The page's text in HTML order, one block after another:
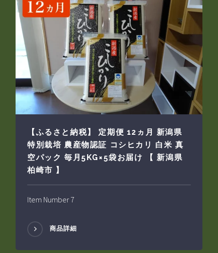
【ふるさと納税】 定期便 12ヵ月 新潟県
特別栽培 農産物認証 コシヒカリ 白米 真
空パック 毎月5KG×5袋お届け 【 新潟県
柏崎市 】
Item Number 7
商品詳細